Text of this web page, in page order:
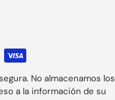
No almacenamos los
a la información de su